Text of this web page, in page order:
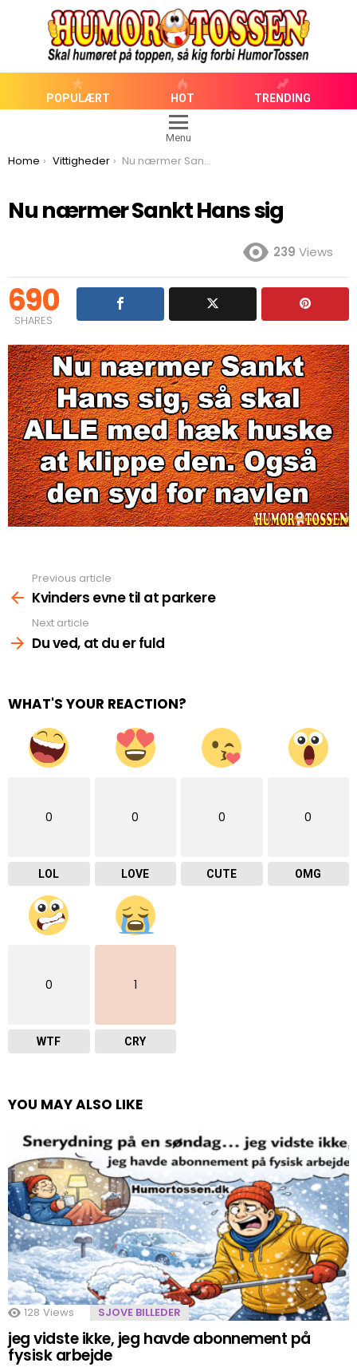
POPULÆRT HOT TRENDING
Menu
You are here:
Home Vittigheder Nu nærmer Sankt Hans sig
Nu nærmer Sankt Hans sig
239 Views
690
SHARES
more
Previous article
Kvinders evne til at parkere
Next article
Du ved, at du er fuld
WHAT'S YOUR REACTION?
0
LOL
0
LOVE
0
CUTE
0
OMG
0
WTF
1
CRY
YOU MAY ALSO LIKE
128 Views SJOVE BILLEDER
jeg vidste ikke, jeg havde abonnement på
fysisk arbejde